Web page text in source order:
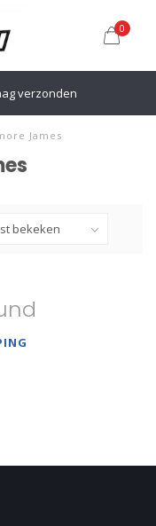
0
verzonden
James